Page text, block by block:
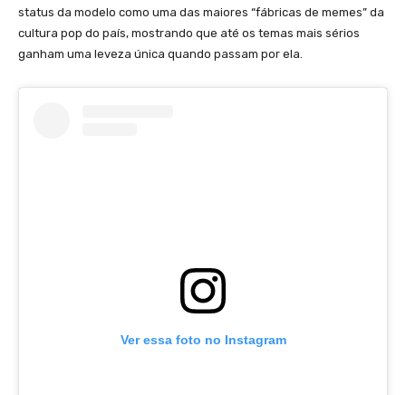
status da modelo como uma das maiores “fábricas de memes” da
cultura pop do país, mostrando que até os temas mais sérios
ganham uma leveza única quando passam por ela.
Ver essa foto no Instagram